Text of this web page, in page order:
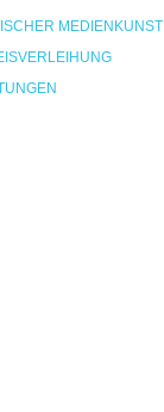
MEDIENKUNST